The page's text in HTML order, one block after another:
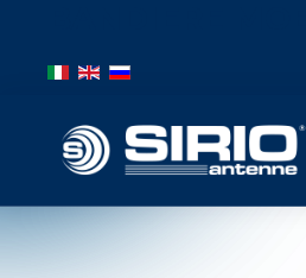
Seleccione su idioma